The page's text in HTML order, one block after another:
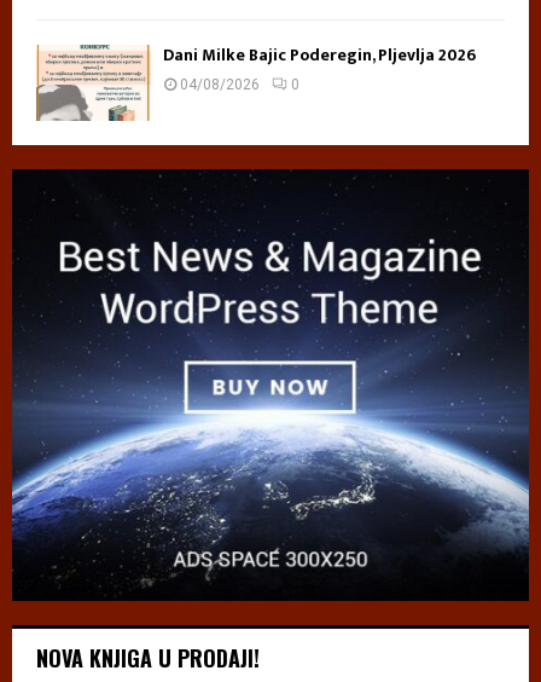
Dani Milke Bajic Poderegin, Pljevlja 2026
04/08/2026 0
NOVA KNJIGA U PRODAJI!